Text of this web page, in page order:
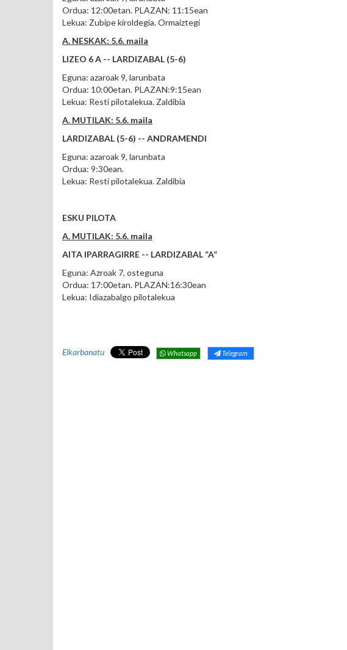
Ordua: 12:00etan. PLAZAN: 11:15ean
Lekua: Zubipe kiroldegia. Ormaiztegi
A. NESKAK: 5.6. maila
LIZEO 6 A -- LARDIZABAL (5-6)
Eguna: azaroak 9, larunbata
Ordua: 10:00etan. PLAZAN:9:15ean
Lekua: Resti pilotalekua. Zaldibia
A. MUTILAK: 5.6. maila
LARDIZABAL (5-6) -- ANDRAMENDI
Eguna: azaroak 9, larunbata
Ordua: 9:30ean.
Lekua: Resti pilotalekua. Zaldibia
ESKU PILOTA
A. MUTILAK: 5.6. maila
AITA IPARRAGIRRE -- LARDIZABAL “A”
Eguna: Azroak 7, osteguna
Ordua: 17:00etan. PLAZAN:16:30ean
Lekua: Idiazabalgo pilotalekua
Elkarbanatu Whatsapp Telegram